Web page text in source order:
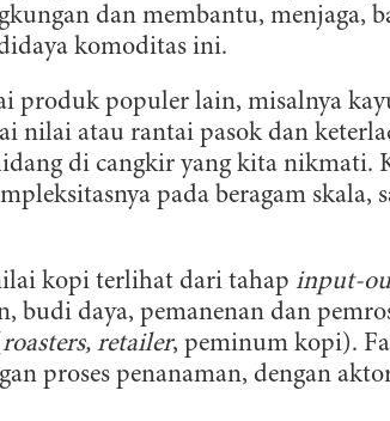
dan membantu, menjaga,
komoditas ini.
produk populer lain, misalnya
nilai atau rantai pasok dan
di cangkir yang kita nikmati.
pada beragam skala,
kopi terlihat dari tahap input-
budi daya, pemanenan dan
roasters, retailer, peminum kopi).
proses penanaman, dengan